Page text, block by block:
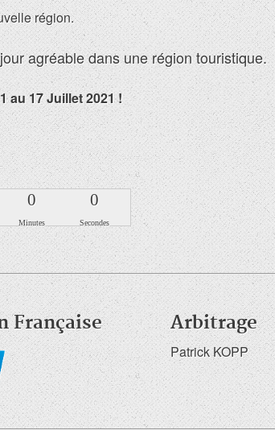
région.
agréable dans une région touristique.
au 17 Juillet 2021 !
0
Minutes
0
Secondes
Française Arbitrage
Patrick KOPP